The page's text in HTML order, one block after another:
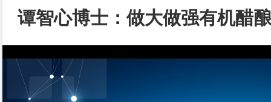
谭智心博士：做大做强有机醋
乡村全面振兴_第一视频